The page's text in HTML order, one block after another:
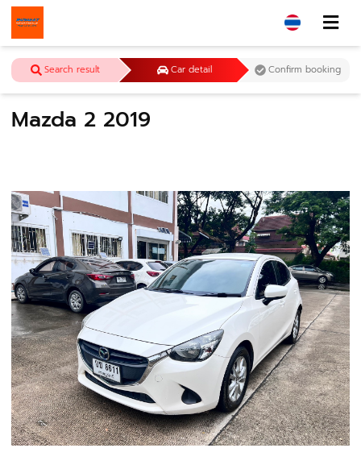
Search result Car detail Confirm booking
Mazda 2 2019